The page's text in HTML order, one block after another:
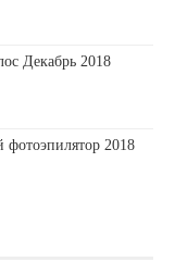
Декабрь 2018
2018